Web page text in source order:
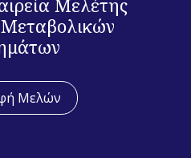
Μελέτης
Μελών